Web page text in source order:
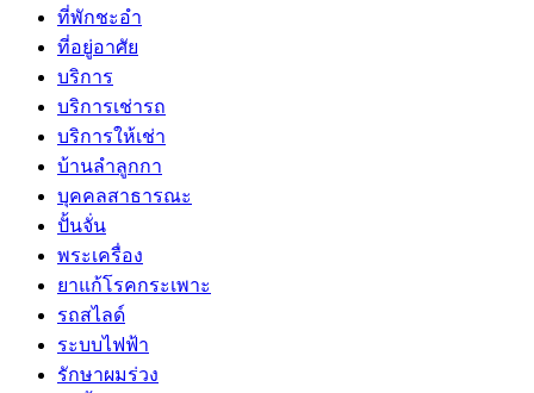
ที่พักชะอำ
ที่อยู่อาศัย
บริการ
บริการเช่ารถ
บริการให้เช่า
บ้านลำลูกกา
บุคคลสาธารณะ
ปั้นจั่น
พระเครื่อง
ยาแก้โรคกระเพาะ
รถสไลด์
ระบบไฟฟ้า
รักษาผมร่วง